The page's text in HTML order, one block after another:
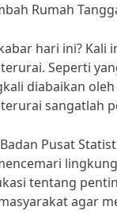
Rumah
hari ini?
Seperti
diabaikan
sangatlah
Pusat
tentang
agar